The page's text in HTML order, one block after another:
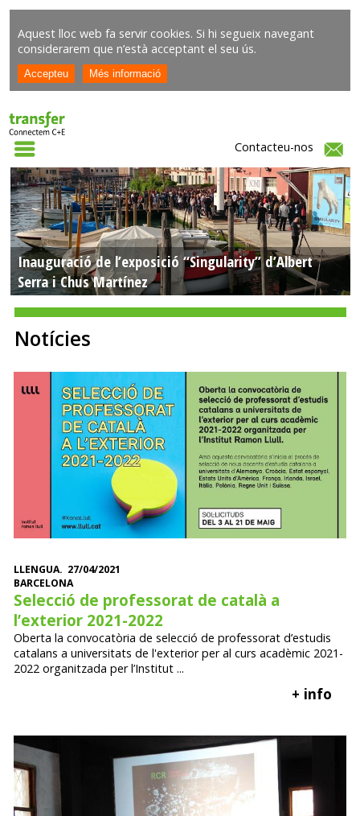
Aquest lloc web fa servir cookies. Si hi segueix navegant
considerarem que n’està acceptant el seu ús.
Contacteu-nos
Inauguració de l’exposició “Singularity” d’Albert
Serra i Chus Martínez
Notícies
LLENGUA. 27/04/2021
BARCELONA
Selecció de professorat de català a
l’exterior 2021-2022
Oberta la convocatòria de selecció de professorat d’estudis
catalans a universitats de l'exterior per al curs acadèmic 2021-
2022 organitzada per l’Institut ...
+ info